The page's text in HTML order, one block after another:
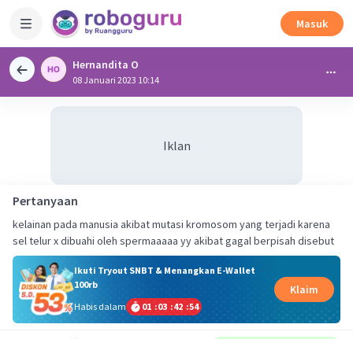
Masuk
Hernandita O
08 Januari 2023 10:14
Iklan
Pertanyaan
kelainan pada manusia akibat mutasi kromosom yang terjadi karena
sel telur x dibuahi oleh spermaaaaa yy akibat gagal berpisah disebut
Ikuti Tryout SNBT & Menangkan E-Wallet
100rb
Habis dalam
01 :03 :42 :53
Klaim